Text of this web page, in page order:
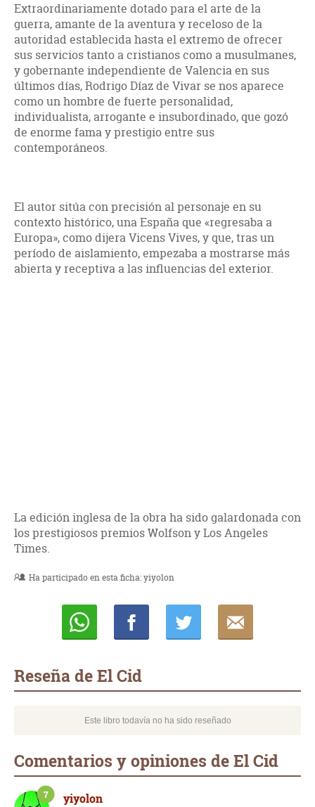
Extraordinariamente dotado para el arte de la
guerra, amante de la aventura y receloso de la
autoridad establecida hasta el extremo de ofrecer
sus servicios tanto a cristianos como a musulmanes,
y gobernante independiente de Valencia en sus
últimos días, Rodrigo Díaz de Vivar se nos aparece
como un hombre de fuerte personalidad,
individualista, arrogante e insubordinado, que gozó
de enorme fama y prestigio entre sus
contemporáneos.
El autor sitúa con precisión al personaje en su
contexto histórico, una España que «regresaba a
Europa», como dijera Vicens Vives, y que, tras un
período de aislamiento, empezaba a mostrarse más
abierta y receptiva a las influencias del exterior.
La edición inglesa de la obra ha sido galardonada con
los prestigiosos premios Wolfson y Los Angeles
Times.
Ha participado en esta ficha:yiyolon
Reseña de El Cid
Este libro todavía no ha sido reseñado
Comentarios y opiniones de El Cid
yiyolon
7